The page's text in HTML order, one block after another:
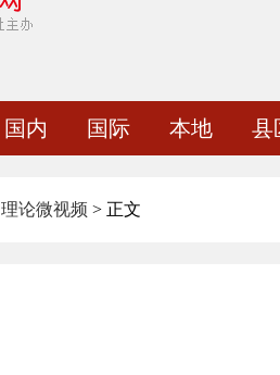
国内 国际 本地 县
理论微视频 > 正文